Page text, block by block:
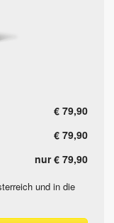
€ 79,90
€ 79,90
nur € 79,90
und in die